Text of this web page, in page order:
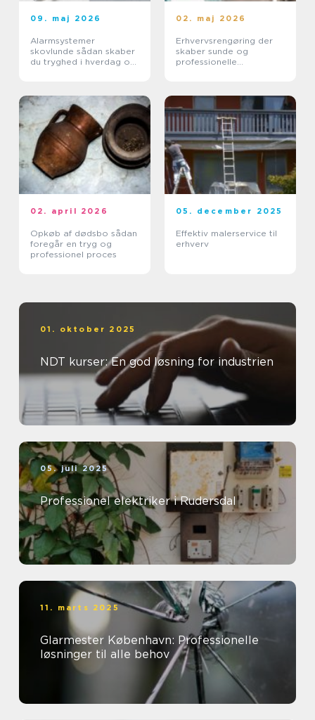
09. maj 2026
Alarmsystemer
skovlunde sådan skaber
du tryghed i hverdag og
02. maj 2026
Erhvervsrengøring der
skaber sunde og
professionelle
02. april 2026
Opkøb af dødsbo sådan
foregår en tryg og
professionel proces
05. december 2025
Effektiv malerservice til
erhverv
01. oktober 2025
NDT kurser: En god løsning for industrien
05. juli 2025
Professionel elektriker i Rudersdal
11. marts 2025
Glarmester København: Professionelle
løsninger til alle behov